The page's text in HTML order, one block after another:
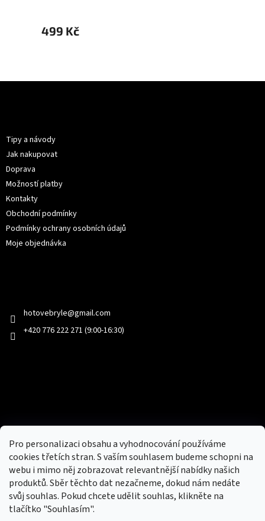
Pro personalizaci obsahu a vyhodnocování používáme
cookies třetích stran. S vaším souhlasem budeme schopni na
webu i mimo něj zobrazovat relevantnější nabídky našich
produktů. Sběr těchto dat nezačneme, dokud nám nedáte
svůj souhlas. Pokud chcete udělit souhlas, klikněte na
tlačítko "Souhlasím".
499 Kč
Tipy a návody
Jak nakupovat
Doprava
Možností platby
Kontakty
Obchodní podmínky
Podmínky ochrany osobních údajů
Moje objednávka
hotovebryle@gmail.com
+420 776 222 271 (9:00-16:30)